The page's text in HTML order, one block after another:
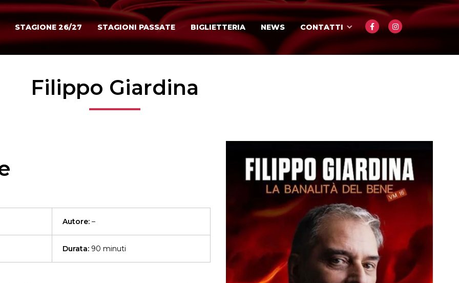
STAGIONE 26/27 STAGIONI PASSATE BIGLIETTERIA NEWS CONTATTI
Filippo Giardina
Autore: –
Durata: 90 minuti